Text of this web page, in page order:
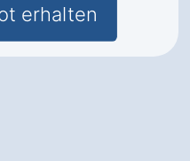
erhalten